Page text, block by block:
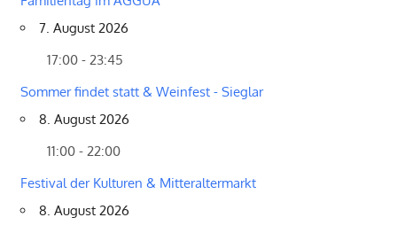
7. August 2026
17:00 - 23:45
Sommer findet statt & Weinfest - Sieglar
8. August 2026
11:00 - 22:00
Festival der Kulturen & Mitteraltermarkt
8. August 2026